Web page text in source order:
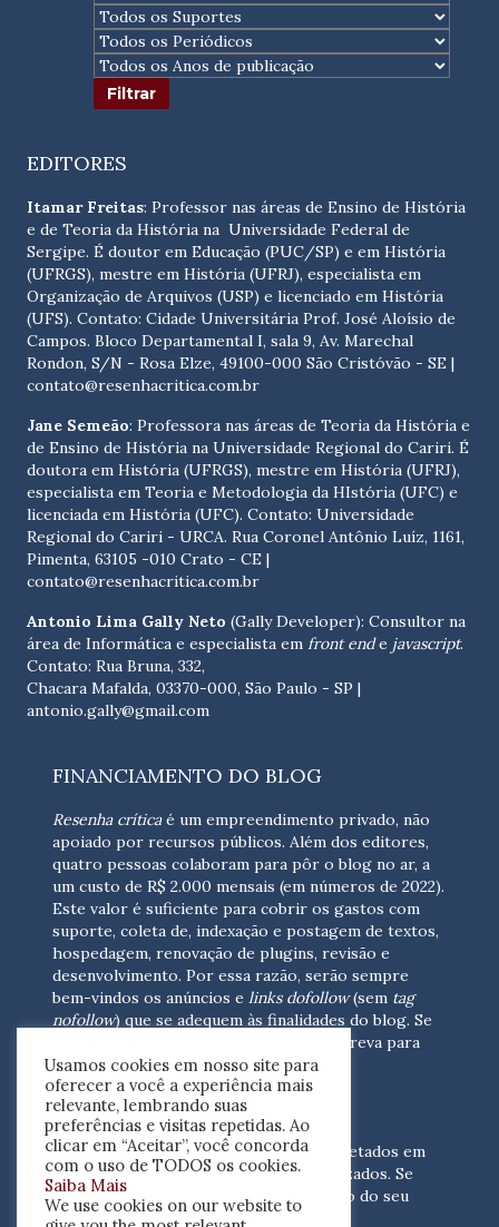
EDITORES
Itamar Freitas: Professor nas áreas de Ensino de História
e de Teoria da História na Universidade Federal de
Sergipe. É doutor em Educação (PUC/SP) e em História
(UFRGS), mestre em História (UFRJ), especialista em
Organização de Arquivos (USP) e licenciado em História
(UFS). Contato: Cidade Universitária Prof. José Aloísio de
Campos. Bloco Departamental I, sala 9, Av. Marechal
Rondon, S/N - Rosa Elze, 49100-000 São Cristóvão - SE |
contato@resenhacritica.com.br
Jane Semeão: Professora nas áreas de Teoria da História e
de Ensino de História na Universidade Regional do Cariri. É
doutora em História (UFRGS), mestre em História (UFRJ),
especialista em Teoria e Metodologia da HIstória (UFC) e
licenciada em História (UFC). Contato: Universidade
Regional do Cariri - URCA. Rua Coronel Antônio Luíz, 1161,
Pimenta, 63105 -010 Crato - CE |
contato@resenhacritica.com.br
Antonio Lima Gally Neto (Gally Developer): Consultor na
área de Informática e especialista em front ende javascript.
Contato: Rua Bruna, 332,
Chacara Mafalda, 03370-000, São Paulo - SP |
antonio.gally@gmail.com
FINANCIAMENTO DO BLOG
Resenha críticaé um empreendimento privado, não
apoiado por recursos públicos. Além dos editores,
quatro pessoas colaboram para pôr o blog no ar, a
um custo de R$ 2.000 mensais (em números de 2022).
Este valor é suficiente para cobrir os gastos com
suporte, coleta de, indexação e postagem de textos,
hospedagem, renovação de plugins, revisão e
desenvolvimento. Por essa razão, serão sempre
bem-vindos os anúncios e links dofollow(sem tag
nofollow) que se adequem às finalidades do blog. Se
escreva para
nós(contato@resenhacritica.com.br)
FONTES E ACERVO
As resenhas, dossiês e sumários são coletados em
periódicos acadêmicos e sites especializados. Se
você tem interesse em divulgar o acervo do seu
periódico, escreva para nós
Usamos cookies em nosso site para
oferecer a você a experiência mais
relevante, lembrando suas
preferências e visitas repetidas. Ao
clicar em “Aceitar”, você concorda
com o uso de TODOS os cookies.
Saiba Mais
We use cookies on our website to